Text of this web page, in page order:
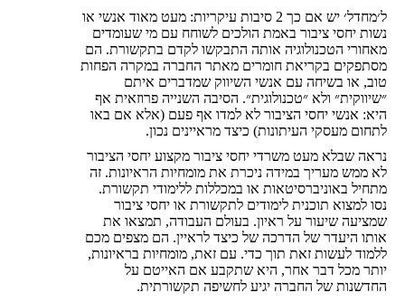
ל׳מחדל׳ יש אם כך 2 סיבות עיקריות: מעט מאוד אנשי או
נשות יחסי ציבור באמת הולכים לשוחח עם מי שעומדים
מאחורי הטכנולוגיה אותה התבקשו לקדם בתקשורת. הם
מסתפקים בקריאת חומרים מאתר החברה במקרה הפחות
טוב, או בשיחה עם אנשי השיווק שמדברים איתם
״שיווקית״ ולא ״טכנולוגית״. הסיבה השנייה פרוזאית אף
היא: אנשי יחסי הציבור לא למדו אף פעם (אלא אם באו
לתחום מעסקי העיתונות) כיצד מראיינים נכון.
נראה שבלא מעט משרדי יחסי ציבור מקצוע יחסי הציבור
לא ממש מעריך במידה ניכרת את מומחיות הראיונות. זה
מתחיל באוניברסיטאות או במכללות ללימודי תקשורת.
נסו למצוא תוכנית לימודים לתקשורת או יחסי ציבור
שמציעה שיעור על ראיון. בעולם העבודה, תמצאו את
אותו היעדר של הדרכה של כיצד לראיין. הם מצפים מכם
ללמוד לעשות זאת תוך כדי. עם זאת, מומחיות בראיונות,
יותר מכל דבר אחר, היא שתקבע אם האייטם על
החדשנות של החברה יגיע לחשיפה תקשורתית.